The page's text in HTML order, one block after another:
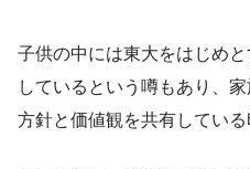
子供の中には東大をはじめ
しているという噂もあり、
方針と価値観を共有している